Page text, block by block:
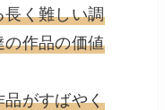
長く難しい調
の作品の価値
品がすばやく